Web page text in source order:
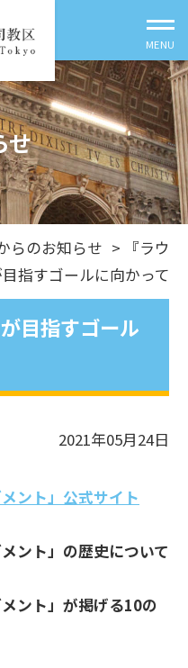
せ
らのお知らせ > 『ラウ
指すゴールに向かって
目指すゴール
2021年05月24日
ント」公式サイト
ント」の歴史について
ント」が掲げる10の